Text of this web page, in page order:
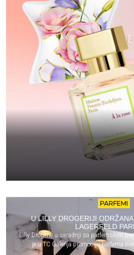
PARFEMI
U LILLY DROGERIJI ODRŽANA
LAGERFELD
Lilly Drogerie u saradnji sa parfemskim
je u TC Galerija promociju parfema